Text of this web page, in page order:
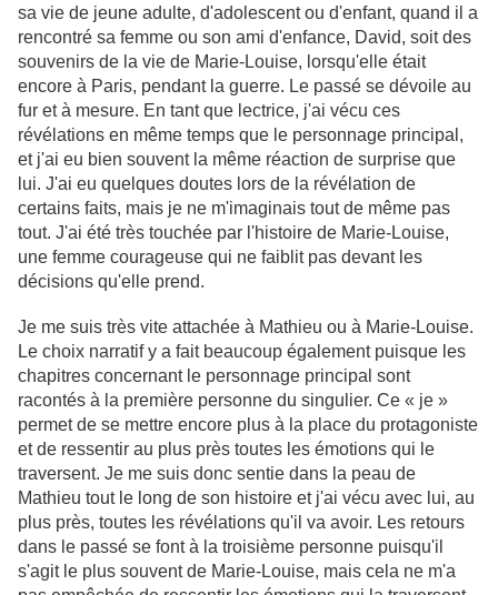
sa vie de jeune adulte, d'adolescent ou d'enfant, quand il a
rencontré sa femme ou son ami d'enfance, David, soit des
souvenirs de la vie de Marie-Louise, lorsqu'elle était
encore à Paris, pendant la guerre. Le passé se dévoile au
fur et à mesure. En tant que lectrice, j'ai vécu ces
révélations en même temps que le personnage principal,
et j'ai eu bien souvent la même réaction de surprise que
lui. J'ai eu quelques doutes lors de la révélation de
certains faits, mais je ne m'imaginais tout de même pas
tout. J'ai été très touchée par l'histoire de Marie-Louise,
une femme courageuse qui ne faiblit pas devant les
décisions qu'elle prend.
Je me suis très vite attachée à Mathieu ou à Marie-Louise.
Le choix narratif y a fait beaucoup également puisque les
chapitres concernant le personnage principal sont
racontés à la première personne du singulier. Ce « je »
permet de se mettre encore plus à la place du protagoniste
et de ressentir au plus près toutes les émotions qui le
traversent. Je me suis donc sentie dans la peau de
Mathieu tout le long de son histoire et j'ai vécu avec lui, au
plus près, toutes les révélations qu'il va avoir. Les retours
dans le passé se font à la troisième personne puisqu'il
s'agit le plus souvent de Marie-Louise, mais cela ne m'a